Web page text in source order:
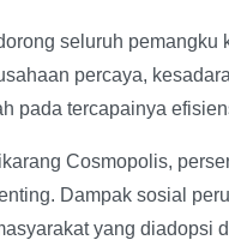
seluruh
percaya,
pada tercapainya
Cosmopolis,
Dampak sosial
yang diadopsi